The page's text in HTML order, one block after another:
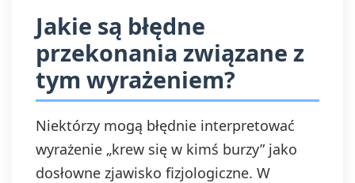
Jakie są błędne
przekonania związane z
tym wyrażeniem?
Niektórzy mogą błędnie interpretować
wyrażenie „krew się w kimś burzy” jako
dosłowne zjawisko fizjologiczne. W